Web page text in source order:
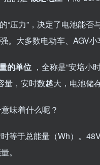
“压力”，决定了电池能
。大多数电动车、AGV小
的单位 ，全称是“安培小
，安时数越大，电池储
味着什么呢？
时等于总能量（Wh）。
。